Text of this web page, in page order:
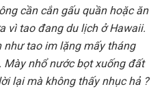
cần cắn gấu quần hoặc ăn
vì tao đang du lịch ở Hawaii.
tao im lặng mấy tháng
nhổ nước bọt xuống đất
lại mà không thấy nhục hả ?